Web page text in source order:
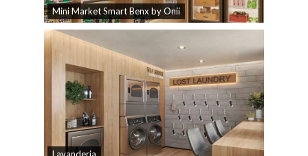
Mini Market Smart Benx by Onii